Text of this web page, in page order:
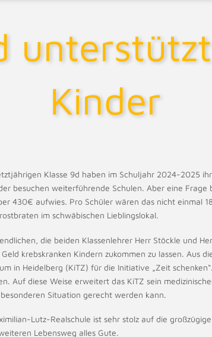
Kinder
Klasse 9d haben im Schuljahr 2024-2025
besuchen weiterführende Schulen. Aber eine
430€ aufwies. Pro Schüler wären das nicht einmal
im schwäbischen Lieblingslokal.
die beiden Klassenlehrer Herr Stöckle und
krebskranken Kindern zukommen zu lassen. Aus
in Heidelberg (KiTZ) für die Initiative „Zeit
Auf diese Weise erweitert das KiTZ sein
Situation gerecht werden kann.
Lutz-Realschule ist sehr stolz auf die
Lebensweg alles Gute.